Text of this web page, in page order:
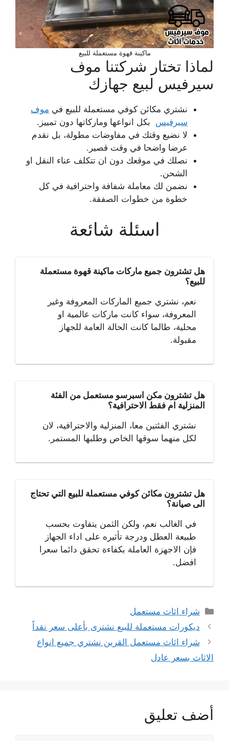
ماكينة قهوة مستعملة للبيع
لماذا تختار شركتنا موف
سيرفيس لبيع جهازك
نشتري مكائن كوفي مستعملة للبيع في موف
سيرفيس بكل انواعها وماركاتها دون تمييز.
لا نضيع وقتك في مفاوضات مطولة، بل نقدم
عرضا واضحا في وقت قصير.
نصلك في موقعك دون ان تتكلف عناء النقل او
الشحن.
نضمن لك معاملة شفافة واحترافية في كل
خطوة من خطوات الصفقة.
اسئلة شائعة
هل تشترون جميع ماركات ماكينة قهوة مستعملة
للبيع؟
نعم، نشتري جميع الماركات المعروفة وغير
المعروفة، سواء كانت ماركات عالمية او
محلية، طالما كانت الحالة العامة للجهاز
مقبولة.
هل تشترون مكن اسبرسو مستعمل من الفئة
المنزلية ام فقط الاحترافية؟
نشتري الفئتين معا، المنزلية والاحترافية، لان
لكل منهما سوقها الخاص وطلبها المستمر.
هل تشترون مكائن كوفي مستعملة للبيع التي تحتاج
الى صيانة؟
في الغالب نعم، ولكن الثمن يتفاوت بحسب
طبيعة العطل ودرجة تأثيره على اداء الجهاز
فإن الاجهزة العاملة بكفاءة تحقق دائما سعرا
افضل.
التصنيفات
شراء اثاث مستعمل
ديكورات مستعملة للبيع نشترى بأعلى سعر نقداً
شراء اثاث مستعمل القرين نشتري جميع انواع
الاثاث بسعر عادل
أضف تعليق